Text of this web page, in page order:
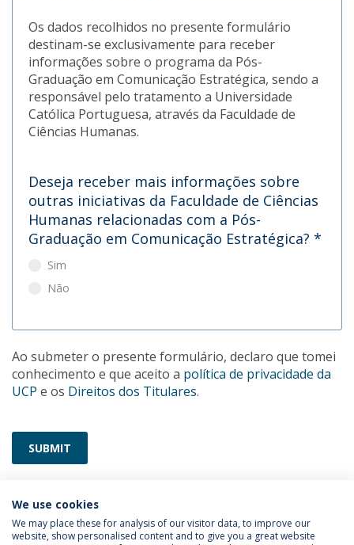
Os dados recolhidos no presente formulário
destinam-se exclusivamente para receber
informações sobre o programa da Pós-
Graduação em Comunicação Estratégica, sendo a
responsável pelo tratamento a Universidade
Católica Portuguesa, através da Faculdade de
Ciências Humanas.
Deseja receber mais informações sobre
outras iniciativas da Faculdade de Ciências
Humanas relacionadas com a Pós-
Graduação em Comunicação Estratégica? *
Sim
Não
Ao submeter o presente formulário, declaro que tomei
conhecimento e que aceito a política de privacidade da
UCP e os Direitos dos Titulares.
SUBMIT
We use cookies
We may place these for analysis of our visitor data, to improve our
website, show personalised content and to give you a great website